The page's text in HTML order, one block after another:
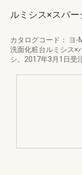
ルミシス×スパ
カタログコード： ヨ-
洗面化粧台ルミシス×
シ。2017年3月1日受